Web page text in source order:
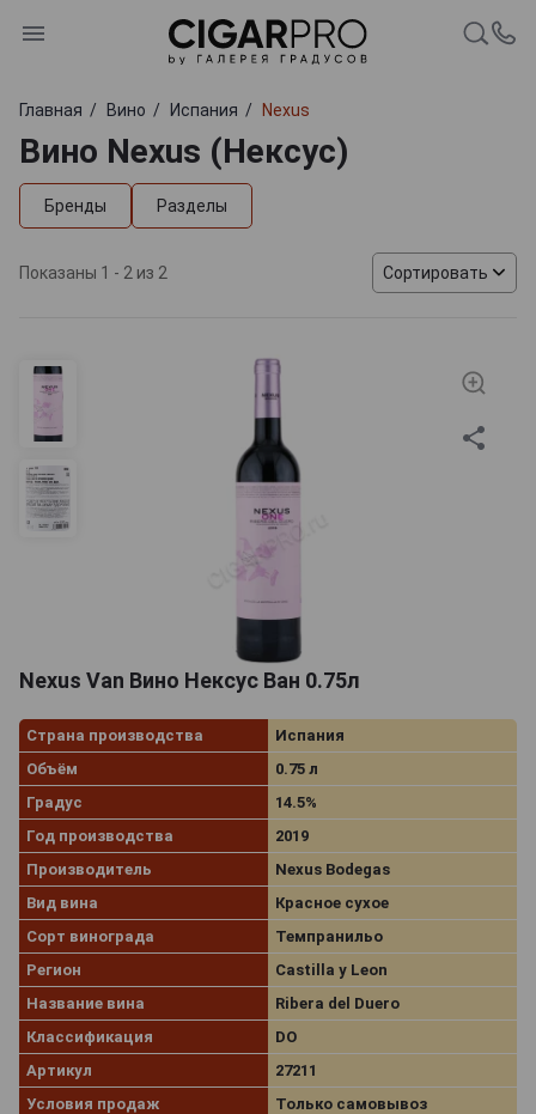
Главная Вино Испания Nexus
Вино Nexus (Нексус)
Бренды Разделы
Показаны 1 - 2 из 2 Сортировать
Nexus Van Вино Нексус Ван 0.75л
Страна производства
Испания
Объём
0.75 л
Градус
14.5%
Год производства
2019
Производитель
Nexus Bodegas
Вид вина
Красное сухое
Сорт винограда
Темпранильо
Регион
Castilla y Leon
Название вина
Ribera del Duero
Классификация
DO
Артикул
27211
Условия продаж
Только самовывоз